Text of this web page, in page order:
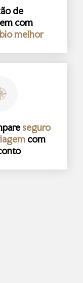
de
com
melhor
seguro
com